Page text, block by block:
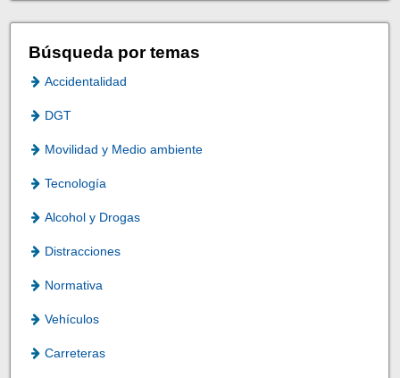
Búsqueda por temas
Accidentalidad
DGT
Movilidad y Medio ambiente
Tecnología
Alcohol y Drogas
Distracciones
Normativa
Vehículos
Carreteras